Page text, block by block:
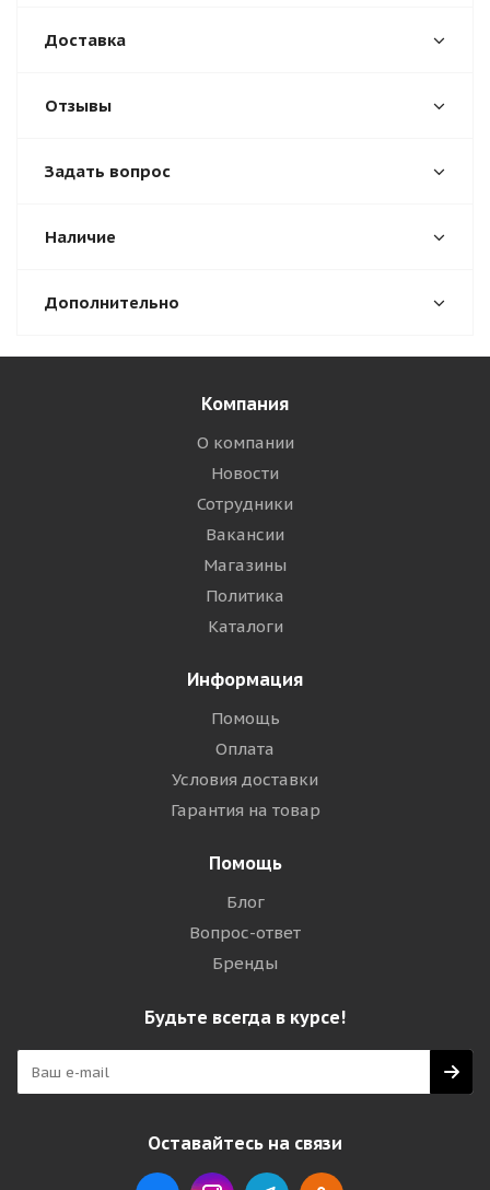
Доставка
Отзывы
Задать вопрос
Наличие
Дополнительно
Компания
О компании
Новости
Сотрудники
Вакансии
Магазины
Политика
Каталоги
Информация
Помощь
Оплата
Условия доставки
Гарантия на товар
Помощь
Блог
Вопрос-ответ
Бренды
Будьте всегда в курсе!
Оставайтесь на связи